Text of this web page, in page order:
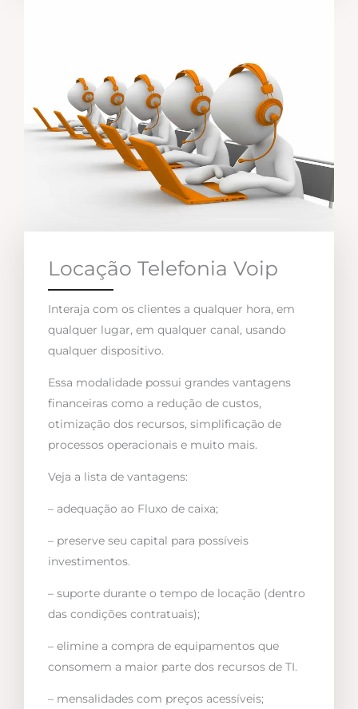
Locação Telefonia Voip
Interaja com os clientes a qualquer hora, em
qualquer lugar, em qualquer canal, usando
qualquer dispositivo.
Essa modalidade possui grandes vantagens
financeiras como a redução de custos,
otimização dos recursos, simplificação de
processos operacionais e muito mais.
Veja a lista de vantagens:
– adequação ao Fluxo de caixa;
– preserve seu capital para possíveis
investimentos.
– suporte durante o tempo de locação (dentro
das condições contratuais);
– elimine a compra de equipamentos que
consomem a maior parte dos recursos de TI.
– mensalidades com preços acessíveis;